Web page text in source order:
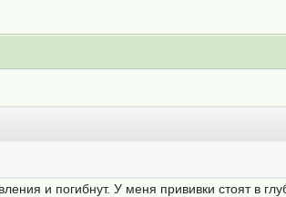
и погибнут. У меня прививки стоят в